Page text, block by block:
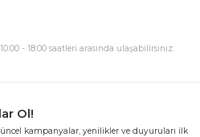
- 18:00 saatleri arasında ulaşabilirsiniz.
Ol!
kampanyalar, yenilikler ve duyuruları ilk